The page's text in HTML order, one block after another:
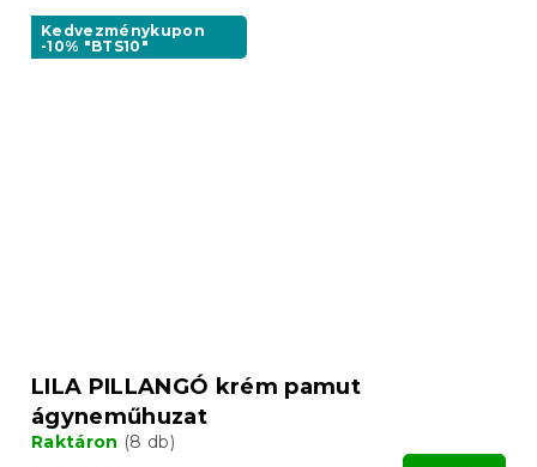
Kedvezménykupon
-10% "BTS10"
LILA PILLANGÓ krém pamut
ágyneműhuzat
Raktáron (8 db)